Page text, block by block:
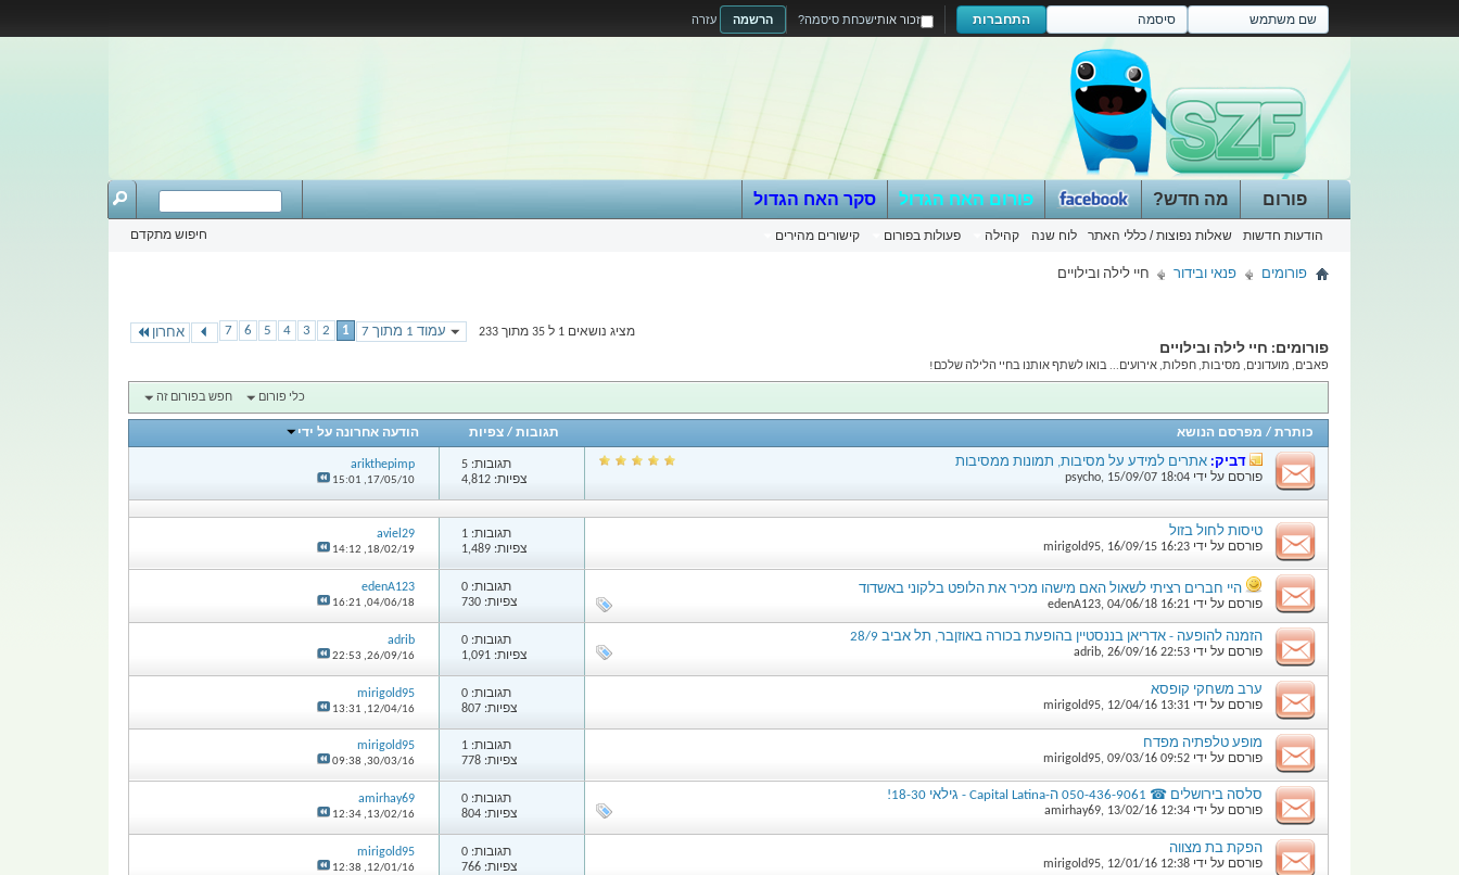
הרשמה עזרה התחברות זכור אותישכחת סיסמה?
פורום
הודעות חדשות שאלות נפוצות / כללי האתר לוח שנה קהילה פעולות בפורום קישורים מהירים
מה חדש? פורום האח הגדול סקר האח הגדול
חיפוש מתקדם
פורומים פנאי ובידור חיי לילה ובילויים
עמוד 1 מתוך 7 1
2
3
4
5
6
7 אחרון מציג נושאים 1 ל 35 מתוך 233
פורומים: חיי לילה ובילויים
פאבים, מועדונים, מסיבות, חפלות, אירועים... בואו לשתף אותנו בחיי הלילה שלכם!
כלי פורום חפש בפורום זה
כותרת / מפרסם הנושא תגובות /צפיות הודעה אחרונה על ידי
דביק: אתרים למידע על מסיבות, תמונות ממסיבות
פורסם על ידי psycho, 15/09/07 18:04
תגובות: 5
צפיות: 4,812
arikthepimp
17/05/10,
15:01
טיסות לחול בזול
פורסם על ידי mirigold95, 16/09/15 16:23
תגובות: 1
צפיות: 1,489
aviel29
18/02/19,
14:12
היי חברים רציתי לשאול האם מישהו מכיר את הלופט בלקוני באשדוד
פורסם על ידי edenA123, 04/06/18 16:21
תגובות: 0
צפיות: 730
edenA123
04/06/18,
16:21
הזמנה להופעה - אדריאן בננסטיין בהופעת בכורה באוזןבר, תל אביב 28/9
פורסם על ידי adrib, 26/09/16 22:53
תגובות: 0
צפיות: 1,091
adrib
26/09/16,
22:53
ערב משחקי קופסא
פורסם על ידי mirigold95, 12/04/16 13:31
תגובות: 0
צפיות: 807
mirigold95
12/04/16,
13:31
מופע טלפתיה מפדח
פורסם על ידי mirigold95, 09/03/16 09:52
תגובות: 1
צפיות: 778
mirigold95
30/03/16,
09:38
סלסה בירושלים ☎ 050-436-9061 ה-Capital Latina - גילאי 18-30!
פורסם על ידי amirhay69, 13/02/16 12:34
תגובות: 0
צפיות: 804
amirhay69
13/02/16,
12:34
הפקת בת מצווה
פורסם על ידי mirigold95, 12/01/16 12:38
תגובות: 0
צפיות: 766
mirigold95
12/01/16,
12:38